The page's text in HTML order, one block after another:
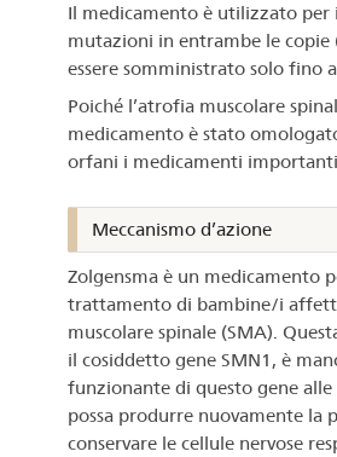
Il medicamento è utilizzato
mutazioni in entrambe le copie
essere somministrato solo fino
Poiché l’atrofia muscolare
medicamento è stato
orfani i medicamenti
Meccanismo d’azione
Zolgensma è un medicamento
trattamento di bambine/i
muscolare spinale (SMA).
il cosiddetto gene SMN1, è
funzionante di questo gene
possa produrre nuovamente la
conservare le cellule nervose